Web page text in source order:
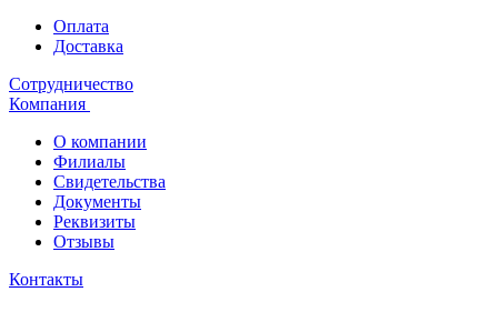
Оплата
Доставка
Сотрудничество
Компания
О компании
Филиалы
Свидетельства
Документы
Реквизиты
Отзывы
Контакты